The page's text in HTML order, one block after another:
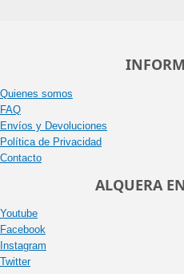
Quienes somos
FAQ
Envíos y Devoluciones
Política de Privacidad
Contacto
ALQUERA
Youtube
Facebook
Instagram
Twitter